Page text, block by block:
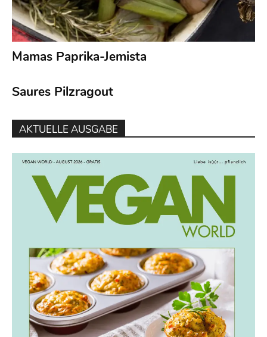
Mamas Paprika-Jemista
Saures Pilzragout
AKTUELLE AUSGABE